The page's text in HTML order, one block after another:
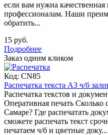
если вам нужна качественная
профессионалам. Наши
обратить...
15 руб.
Подробнее
Заказ одним кликом
Код: CN85
Распечатка текста А3 ч/б
Распечатка текстов и
Оперативная печать Сколько
Самаре? Где распечатать
сможете распечать текст
печатаем ч/б и цветные доку...